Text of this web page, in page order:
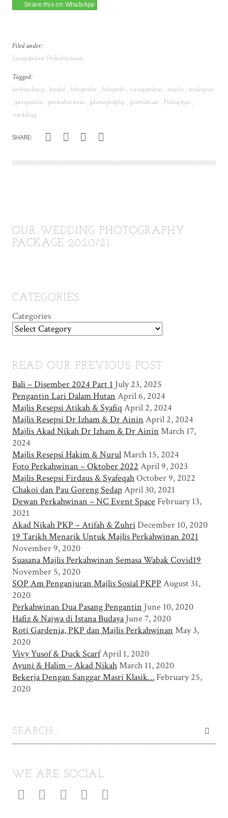
Share this on WhatsApp
Filed under:
Jurugambar Perkahwinan
Tagged:
bertandang bridal fotografer fotografi jurugambar majlis
malaysia
pengantin
perkahwinan photography portraiture
Putrajaya
wedding
SHARE:
OUR WEDDING PHOTOGRAPHY
PACKAGE 2020/21
CATEGORIES
Categories
READ OUR PREVIOUS POST
Bali – Disember 2024 Part 1 July 23, 2025
Pengantin Lari Dalam Hutan April 6, 2024
Majlis Resepsi Atikah & Syafiq April 2, 2024
Majlis Resepsi Dr Izham & Dr Ainin April 2, 2024
Majlis Akad Nikah Dr Izham & Dr Ainin March 17,
2024
Majlis Resepsi Hakim & NurulMarch 15, 2024
Foto Perkahwinan – Oktober 2022 April 9, 2023
Majlis Resepsi Firdaus & SyafeqahOctober 9, 2022
Chakoi dan Pau Goreng SedapApril 30, 2021
Dewan Perkahwinan – NC Event Space February 13,
2021
Akad Nikah PKP – Atifah & ZuhriDecember 10, 2020
19 Tarikh Menarik Untuk Majlis Perkahwinan 2021
November 9, 2020
Suasana Majlis Perkahwinan Semasa Wabak Covid19
November 5, 2020
SOP Am Penganjuran Majlis Sosial PKPP August 31,
2020
Perkahwinan Dua Pasang Pengantin June 10, 2020
Hafiz & Najwa di Istana Budaya June 7, 2020
Roti Gardenia, PKP dan Majlis Perkahwinan May 3,
2020
Vivy Yusof & Duck ScarfApril 1, 2020
Ayuni & Halim – Akad NikahMarch 11, 2020
Bekerja Dengan Sanggar Masri Klasik… February 25,
2020
WE ARE SOCIAL